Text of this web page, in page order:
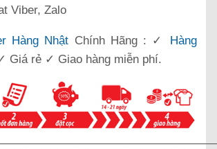
Viber, Zalo
Hàng Nhật Chính Hãng : ✓ Hàng
Giá rẻ ✓ Giao hàng miễn phí.